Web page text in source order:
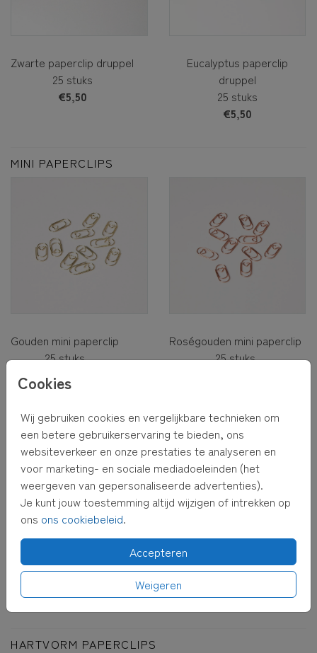
Cookies
Wij gebruiken cookies en vergelijkbare technieken om
een betere gebruikerservaring te bieden, ons
websiteverkeer en onze prestaties te analyseren en
voor marketing- en sociale mediadoeleinden (het
weergeven van gepersonaliseerde advertenties).
Je kunt jouw toestemming altijd wijzigen of intrekken op
ons ons cookiebeleid.
Accepteren
Weigeren
Zwarte paperclip druppel
25 stuks
€5,50
Eucalyptus paperclip
druppel
25 stuks
€5,50
MINI PAPERCLIPS
Gouden mini paperclip
25 stuks
€5,50
Roségouden mini paperclip
25 stuks
Zilveren mini paperclip
25 stuks
€5,50
HARTVORM PAPERCLIPS